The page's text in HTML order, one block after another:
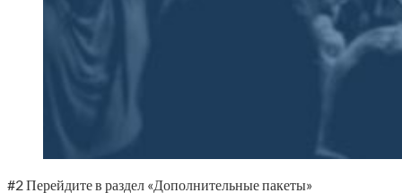
#2 Перейдите в раздел «Дополнительные пакеты»